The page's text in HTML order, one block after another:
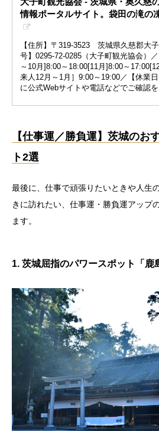
情報ポータルサイト。袋田の滝の
【住所】〒319-3523 茨城県久慈郡大
号】0295-72-0285（大子町観光協会）
～10月]8:00～18:00[11月]8:00～
来人12月～1月］9:00～19:00／【休業
に公式Webサイトや電話などでご確認を
【仕事運／勝負運】茨城のお
ト2選
最後に、仕事で頑張りたいときや人生
きに訪れたい、仕事運・勝負運アップ
ます。
1. 茨城屈指のパワースポット「鹿